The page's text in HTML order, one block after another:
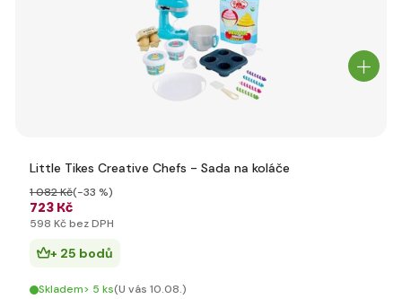
Little Tikes Creative Chefs - Sada na koláče
723 Kč
1 082 Kč(-33 %)
598 Kč bez DPH
+ 25 bodů
Skladem> 5 ks(U vás 10.08.)